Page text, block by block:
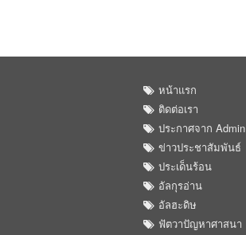
หน้าแรก
ติดต่อเรา
ประกาศจาก Admin
ข่าวประชาสัมพันธ์
ประเด็นร้อน
อัลกุรอ่าน
อัลฮะดิษ
ฟัตวาปัญหาศาสนา